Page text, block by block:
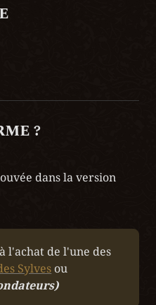
?
dans la version
l'achat de l'une des
Sylves